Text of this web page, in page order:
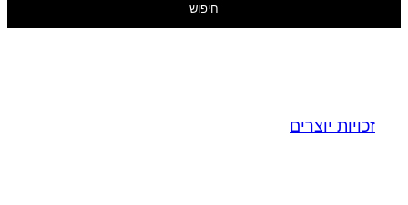
חיפוש
זכויות יוצרים